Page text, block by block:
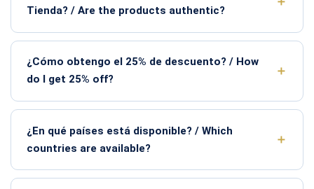
Tienda? / Are the products authentic?
¿Cómo obtengo el 25% de descuento? / How
do I get 25% off?
¿En qué países está disponible? / Which
countries are available?